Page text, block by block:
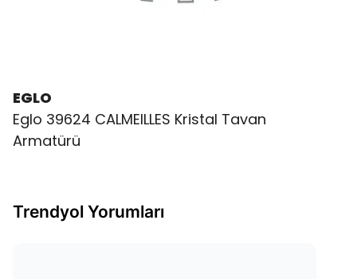
EGLO
Eglo 39624 CALMEILLES Kristal Tavan
Armatürü
Trendyol Yorumları